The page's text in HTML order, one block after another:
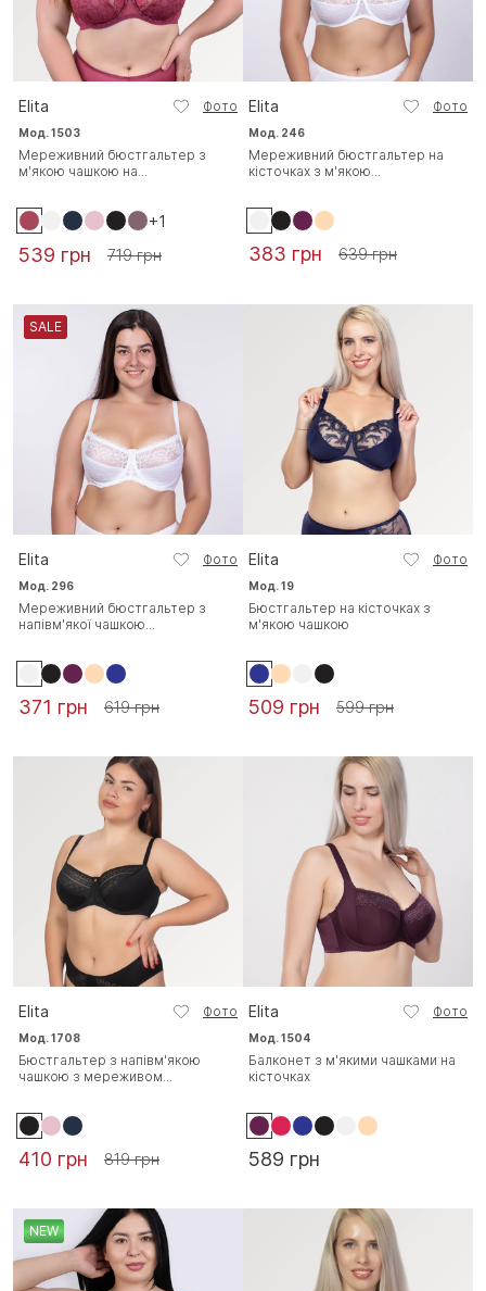
Elita Фото
Мод. 1503
Мереживний бюстгальтер з
м'якою чашкою на...
+1
539 грн 719 грн
Elita Фото
Мод. 246
Мереживний бюстгальтер на
кісточках з м'якою...
383 грн 639 грн
SALE
Elita Фото
Мод. 296
Мереживний бюстгальтер з
напівм'якої чашкою...
371 грн 619 грн
Elita Фото
Мод. 19
Бюстгальтер на кісточках з
м'якою чашкою
509 грн 599 грн
Elita Фото
Мод. 1708
Бюстгальтер з напівм'якою
чашкою з мереживом...
410 грн 819 грн
Elita Фото
Мод. 1504
Балконет з м'якими чашками на
кісточках
589 грн
NEW